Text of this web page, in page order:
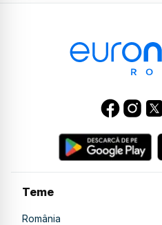
Teme
România